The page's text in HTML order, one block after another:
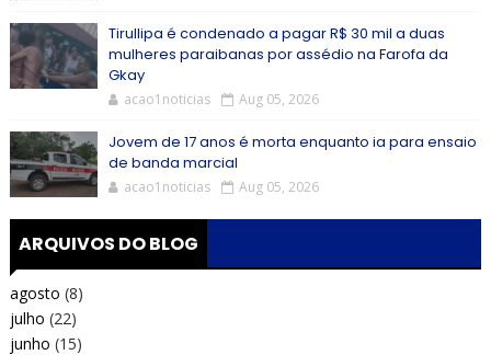
Tirullipa é condenado a pagar R$ 30 mil a duas
mulheres paraibanas por assédio na Farofa da
Gkay
acao1noticias Aug 05, 2026
Jovem de 17 anos é morta enquanto ia para ensaio
de banda marcial
acao1noticias Aug 05, 2026
ARQUIVOS DO BLOG
agosto (8)
julho (22)
junho (15)